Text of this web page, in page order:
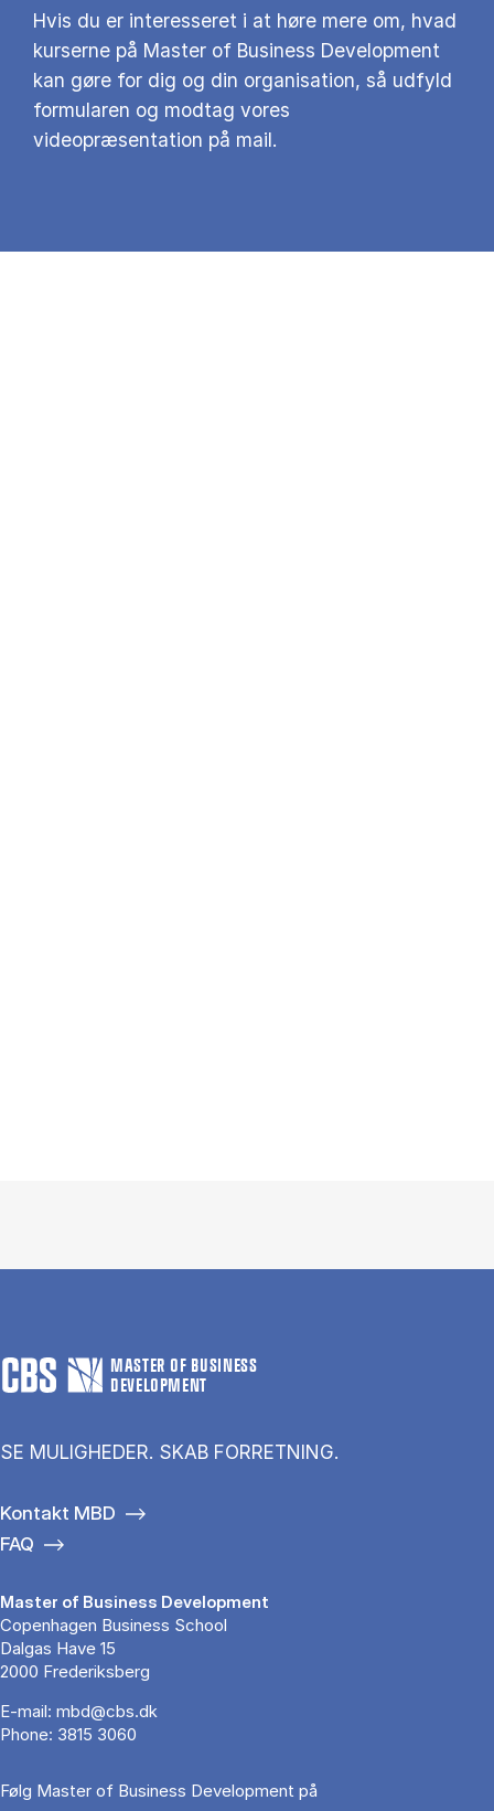
Hvis du er interesseret i at høre mere om, hvad
kurserne på Master of Business Development
kan gøre for dig og din organisation, så udfyld
formularen og modtag vores
videopræsentation på mail.
MASTER OF BUSINESS
DEVELOPMENT
SE MULIGHEDER. SKAB FORRETNING.
Kontakt MBD
FAQ
Master of Business Development
Copenhagen Business School
Dalgas Have 15
2000 Frederiksberg
E-mail: mbd@cbs.dk
Phone: 3815 3060
Følg Master of Business Development på